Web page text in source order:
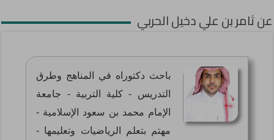
عن ثامر بن علي دخيل الحربي
باحث دكتوراه في المناهج وطرق
التدريس - كلية التربية - جامعة
الإمام محمد بن سعود الإسلامية -
مهتم بتعلم الرياضيات وتعليمها -